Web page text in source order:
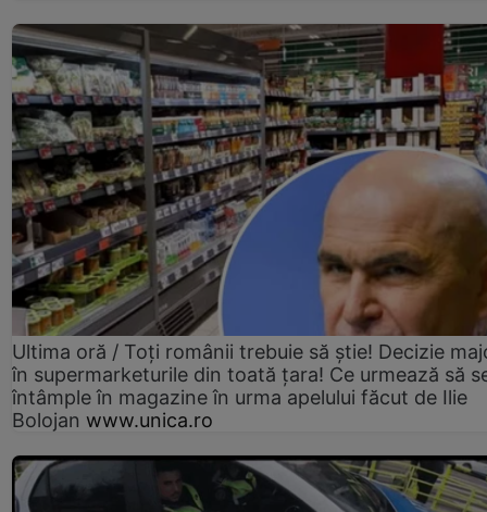
Ultima oră / Toți românii trebuie să știe! Decizie
în supermarketurile din toată țara! Ce urmează să
întâmple în magazine în urma apelului făcut de Ilie
Bolojan www.unica.ro